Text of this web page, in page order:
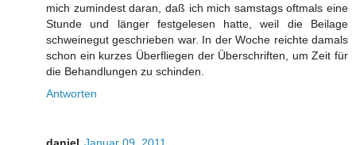
mich zumindest daran, daß ich mich samstags oftmals eine
Stunde und länger festgelesen hatte, weil die Beilage
schweinegut geschrieben war. In der Woche reichte damals
schon ein kurzes Überfliegen der Überschriften, um Zeit für
die Behandlungen zu schinden.
Antworten
daniel Januar 09, 2011